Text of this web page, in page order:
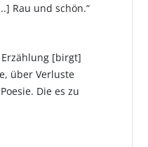
Rau und schön.“
[birgt]
über Verluste
Die es zu